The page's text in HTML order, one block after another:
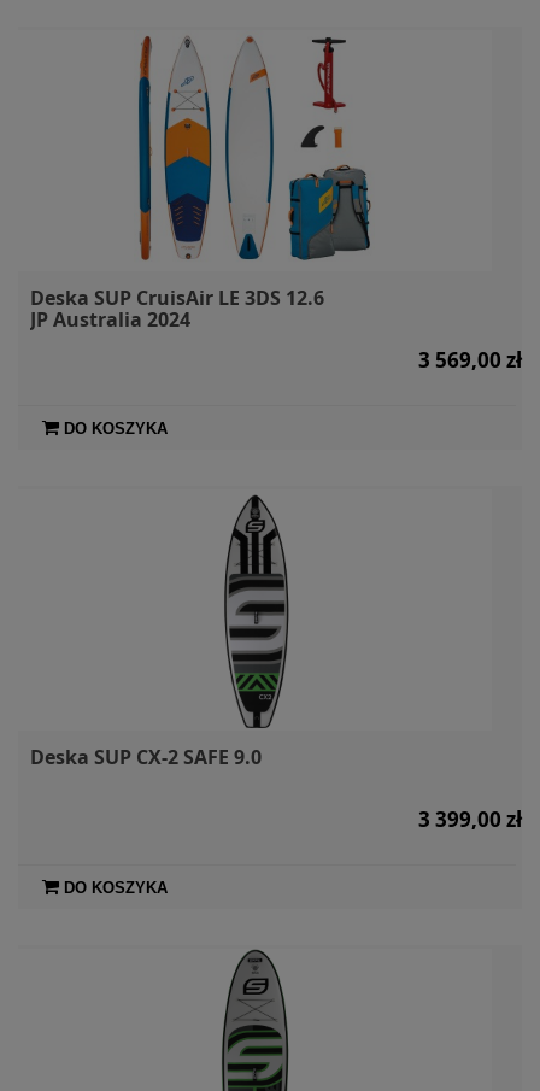
Deska SUP CruisAir LE 3DS 12.6
JP Australia 2024
3 569,00 zł
DO KOSZYKA
Deska SUP CX-2 SAFE 9.0
3 399,00 zł
DO KOSZYKA